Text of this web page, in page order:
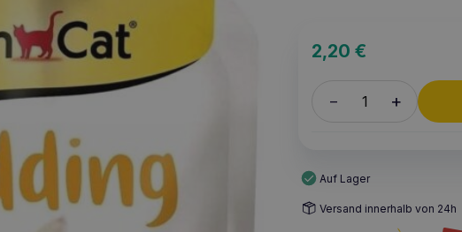
2,20€
– +
Auf Lager
Versand innerhalb von 24h